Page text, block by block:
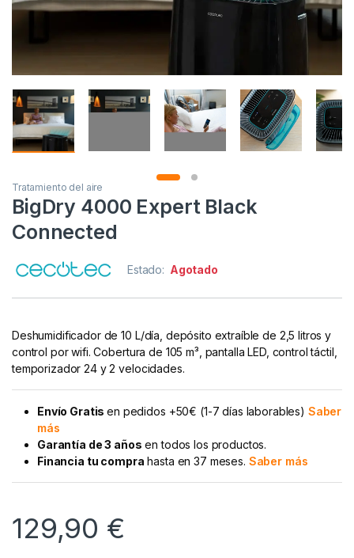
Tratamiento del aire
BigDry 4000 Expert Black
Connected
Estado: Agotado
Deshumidificador de 10 L/día, depósito extraíble de 2,5 litros y
control por wifi. Cobertura de 105 m³, pantalla LED, control táctil,
temporizador 24 y 2 velocidades.
Envío Gratisen pedidos +50€ (1-7 días laborables) Saber
más
Garantía de 3 años en todos los productos.
Financia tu compra hasta en 37 meses. Saber más
129,90 €